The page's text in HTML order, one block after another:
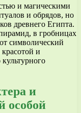
и магическими
и обрядов, но
древнего Египта.
в гробницах
символический
и
и
особой